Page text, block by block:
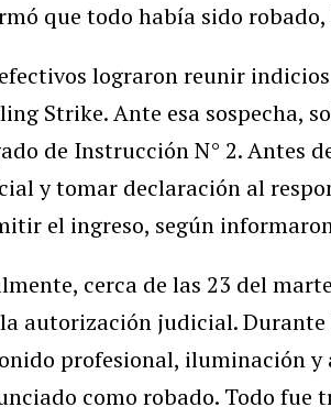
que todo había sido
lograron reunir
Strike. Ante esa sospecha,
de Instrucción N° 2. Antes
y tomar declaración al
el ingreso, según
cerca de las 23 del
autorización judicial.
profesional, iluminación
como robado. Todo fue